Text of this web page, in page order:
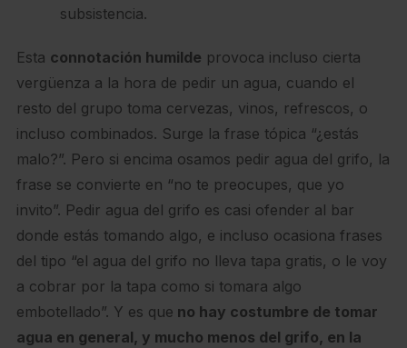
subsistencia.
Esta connotación humilde provoca incluso cierta
vergüenza a la hora de pedir un agua, cuando el
resto del grupo toma cervezas, vinos, refrescos, o
incluso combinados. Surge la frase tópica “¿estás
malo?”. Pero si encima osamos pedir agua del grifo, la
frase se convierte en “no te preocupes, que yo
invito”. Pedir agua del grifo es casi ofender al bar
donde estás tomando algo, e incluso ocasiona frases
del tipo “el agua del grifo no lleva tapa gratis, o le voy
a cobrar por la tapa como si tomara algo
embotellado”. Y es que no hay costumbre de tomar
agua en general, y mucho menos del grifo, en la